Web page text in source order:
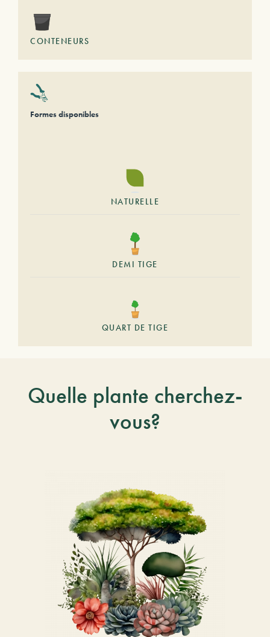
CONTENEURS
Formes disponibles
NATURELLE
DEMI TIGE
QUART DE TIGE
Quelle plante cherchez-
vous?